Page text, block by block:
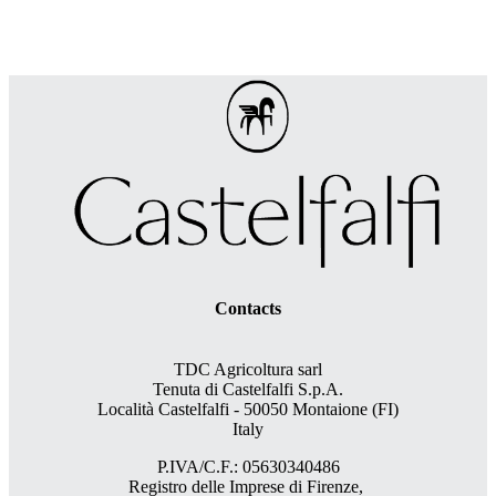
Contacts
TDC Agricoltura sarl
Tenuta di Castelfalfi S.p.A.
Località Castelfalfi - 50050 Montaione (FI)
Italy
P.IVA/C.F.: 05630340486
Registro delle Imprese di Firenze,